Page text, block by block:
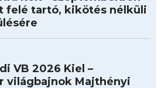
felé tartó, kikötés nélküli
VB 2026 Kiel –
világbajnok Majthényi